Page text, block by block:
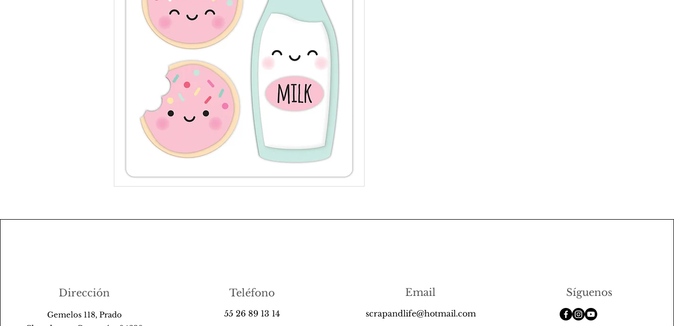
Dirección
Gemelos 118, Prado
Teléfono
55 26 89 13 14
Email
scrapandlife@hotmail.com
Síguenos